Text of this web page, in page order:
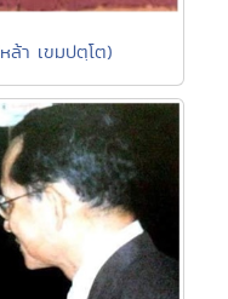
า เขมปตฺโต)